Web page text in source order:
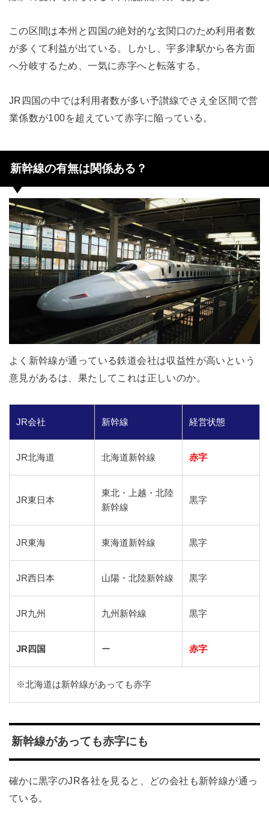
この区間は本州と四国の絶対的な玄関口のため利用者数
が多くて利益が出ている。しかし、宇多津駅から各方面
へ分岐するため、一気に赤字へと転落する。
JR四国の中では利用者数が多い予讃線でさえ全区間で営
業係数が100を超えていて赤字に陥っている。
新幹線の有無は関係ある？
よく新幹線が通っている鉄道会社は収益性が高いという
意見があるは、果たしてこれは正しいのか。
JR会社 新幹線 経営状態
JR北海道 北海道新幹線 赤字
JR東日本
東北・上越・北陸
新幹線
黒字
JR東海 東海道新幹線 黒字
JR西日本 山陽・北陸新幹線 黒字
JR九州 九州新幹線 黒字
JR四国 ー 赤字
※北海道は新幹線があっても赤字
新幹線があっても赤字にも
確かに黒字のJR各社を見ると、どの会社も新幹線が通っ
ている。